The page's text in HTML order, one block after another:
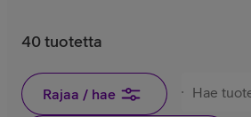
40 tuotetta
Rajaa / hae